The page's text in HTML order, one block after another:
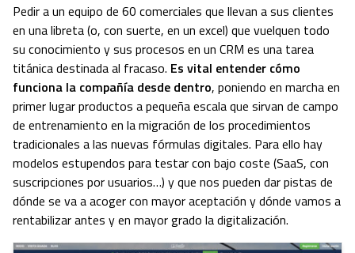
Pedir a un equipo de 60 comerciales que llevan a sus clientes
en una libreta (o, con suerte, en un excel) que vuelquen todo
su conocimiento y sus procesos en un CRM es una tarea
titánica destinada al fracaso. Es vital entender cómo
funciona la compañía desde dentro, poniendo en marcha en
primer lugar productos a pequeña escala que sirvan de campo
de entrenamiento en la migración de los procedimientos
tradicionales a las nuevas fórmulas digitales. Para ello hay
modelos estupendos para testar con bajo coste (SaaS, con
suscripciones por usuarios…) y que nos pueden dar pistas de
dónde se va a acoger con mayor aceptación y dónde vamos a
rentabilizar antes y en mayor grado la digitalización.